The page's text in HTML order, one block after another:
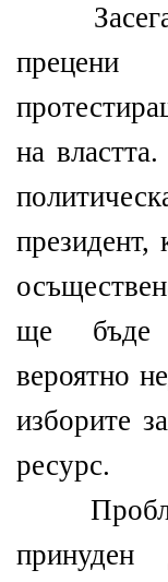
Засега
прецени
на
президент,
ще бъде
вероятно
изборите
ресурс.